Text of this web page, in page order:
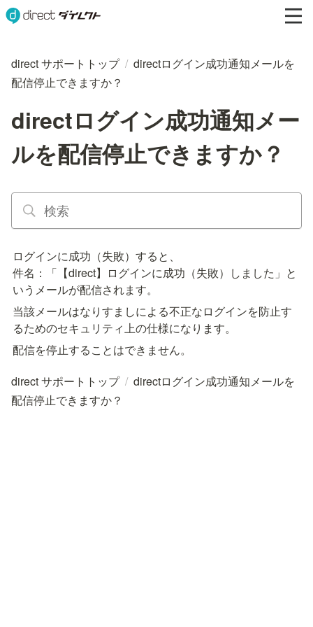
direct サポートトップ / directログイン成功通知メールを
配信停止できますか？
directログイン成功通知メー
ルを配信停止できますか？
ログインに成功（失敗）すると、
件名：「【direct】ログインに成功（失敗）しました」と
いうメールが配信されます。
当該メールはなりすましによる不正なログインを防止す
るためのセキュリティ上の仕様になります。
配信を停止することはできません。
direct サポートトップ / directログイン成功通知メールを
配信停止できますか？